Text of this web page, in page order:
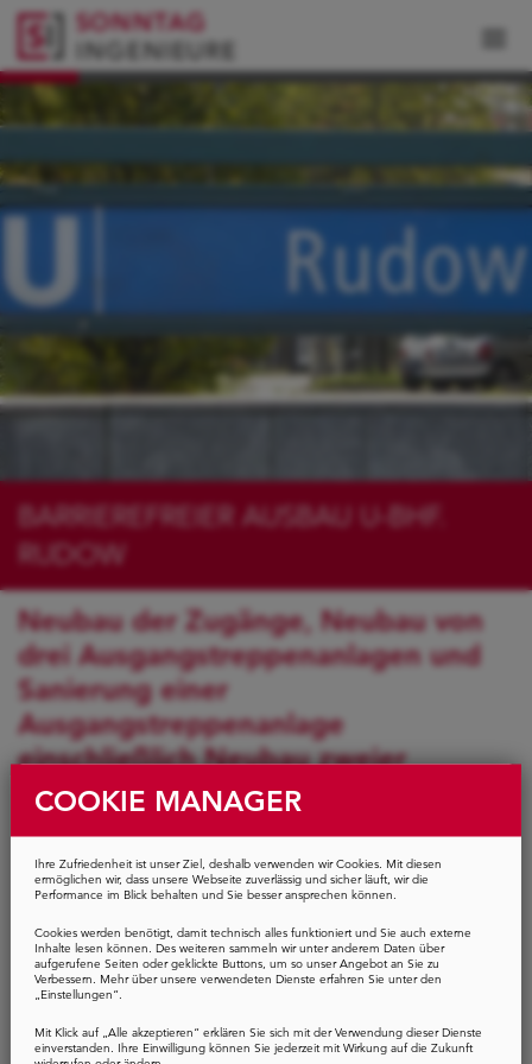
BARRIEREFREIER AUSBAU U-BHF.
RUDOW
Neubau der Zugänge, Neubau von
drei Ausgangstreppenanlagen und
Sanierung einer
Ausgangstreppenanlage
einschließlich Neubau zweier
Überdachungen und Neubau zweier
Fahrtreppenanlagen; Sanierung der
Verteilerhalle Süd; Sanierung der
Bahnsteighalle mit Deckenflächen,
Hintergleiswänden,
Bahnsteigaufbauten,
Bahnsteigregulierung, Erneuerung
Bodenbelag, Einbau
COOKIE MANAGER
Ihre Zufriedenheit ist unser Ziel, deshalb verwenden wir Cookies. Mit diesen
ermöglichen wir, dass unsere Webseite zuverlässig und sicher läuft, wir die
Performance im Blick behalten und Sie besser ansprechen können.
Cookies werden benötigt, damit technisch alles funktioniert und Sie auch externe
Inhalte lesen können. Des weiteren sammeln wir unter anderem Daten über
aufgerufene Seiten oder geklickte Buttons, um so unser Angebot an Sie zu
Verbessern. Mehr über unsere verwendeten Dienste erfahren Sie unter den
„Einstellungen“.
Mit Klick auf „Alle akzeptieren“ erklären Sie sich mit der Verwendung dieser Dienste
einverstanden. Ihre Einwilligung können Sie jederzeit mit Wirkung auf die Zukunft